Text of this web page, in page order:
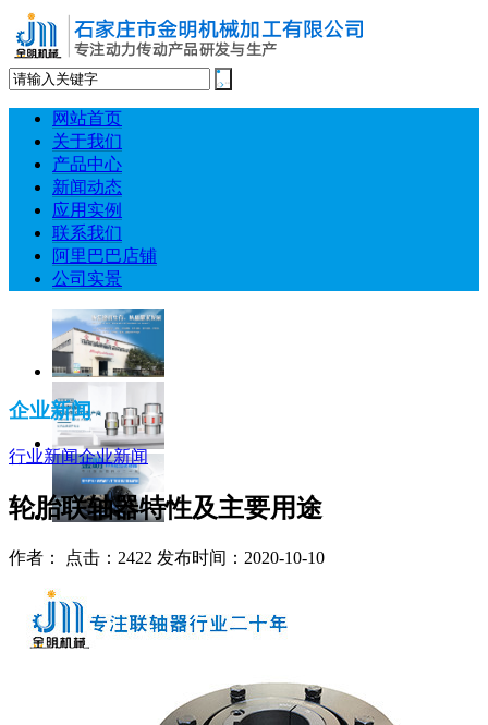
网站首页
关于我们
产品中心
新闻动态
应用实例
联系我们
阿里巴巴店铺
公司实景
企业新闻
行业新闻企业新闻
轮胎联轴器特性及主要用途
作者： 点击：2422 发布时间：2020-10-10